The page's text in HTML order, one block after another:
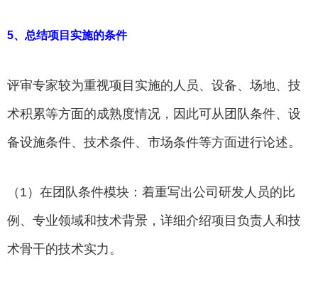
5、总结项目实施的条件
评审专家较为重视项目实施的人员、设备、场地、技
术积累等方面的成熟度情况，因此可从团队条件、设
备设施条件、技术条件、市场条件等方面进行论述。
（1）在团队条件模块：着重写出公司研发人员的比
例、专业领域和技术背景，详细介绍项目负责人和技
术骨干的技术实力。